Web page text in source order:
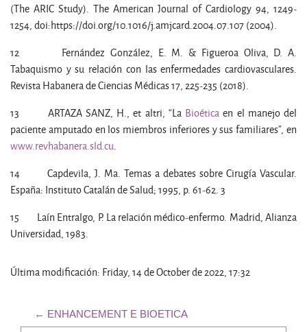
(The ARIC Study). The American Journal of Cardiology 94, 1249-
1254, doi:https://doi.org/10.1016/j.amjcard.2004.07.107 (2004).
12 Fernández González, E. M. & Figueroa Oliva, D. A.
Tabaquismo y su relación con las enfermedades cardiovasculares.
Revista Habanera de Ciencias Médicas 17, 225-235 (2018).
13 ARTAZA SANZ, H., et altri, “La Bioética en el manejo del
paciente amputado en los miembros inferiores y sus familiares”, en
www.revhabanera.sld.cu.
14 Capdevila, J. Ma. Temas a debates sobre Cirugía Vascular.
España: Instituto Catalán de Salud; 1995, p. 61-62. 3
15 Laín Entralgo, P. La relación médico-enfermo. Madrid, Alianza
Universidad, 1983.
Última modificación: Friday, 14 de October de 2022, 17:32
← ENHANCEMENT E BIOETICA